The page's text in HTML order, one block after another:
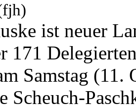
ist neuer
171
Samstag
Scheuch-